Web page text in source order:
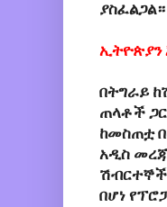
ያስፈልጋል።
ኢትዮጵያን
በትግራይ
ጠላቶች
ከመስጠቷ
አዲስ
ሽብርተኞች
በሆነ